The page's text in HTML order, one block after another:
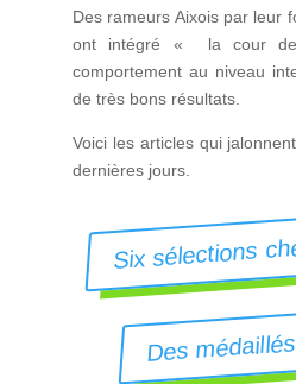
Des rameurs Aixois par leur
ont intégré « la cour
comportement au niveau
de très bons résultats.
Voici les articles qui
dernières jours.
Six sélections
Des